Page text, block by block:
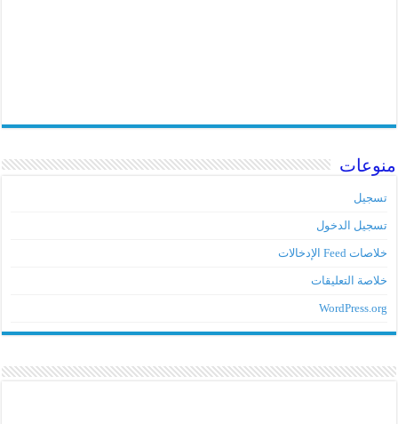
منوعات
تسجيل
تسجيل الدخول
خلاصات Feed الإدخالات
خلاصة التعليقات
WordPress.org